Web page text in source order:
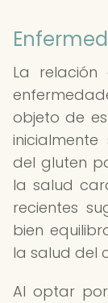
La
objeto de
del gluten
la salud
recientes
bien
la salud del
Al optar